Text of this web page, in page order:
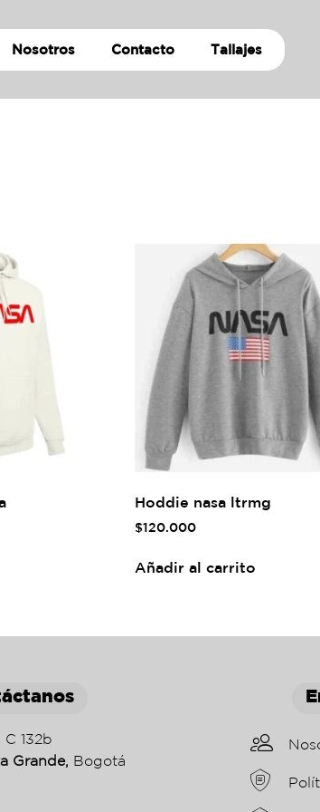
Nosotros Contacto Tallajes
Hoddie nasa ltrmg
$120.000
Añadir al carrito
132b
Grande, Bogotá